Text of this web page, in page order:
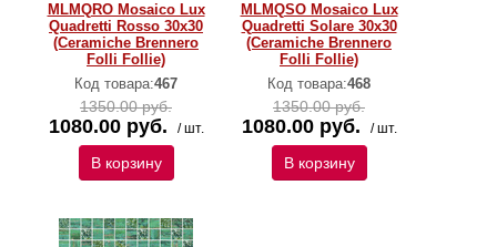
MLMQRO Mosaico Lux
Quadretti Rosso 30x30
(Ceramiche Brennero
Folli Follie)
Код товара:467
1350.00 руб.
1080.00 руб. / шт.
В корзину
MLMQSO Mosaico Lux
Quadretti Solare 30x30
(Ceramiche Brennero
Folli Follie)
Код товара:468
1350.00 руб.
1080.00 руб. / шт.
В корзину